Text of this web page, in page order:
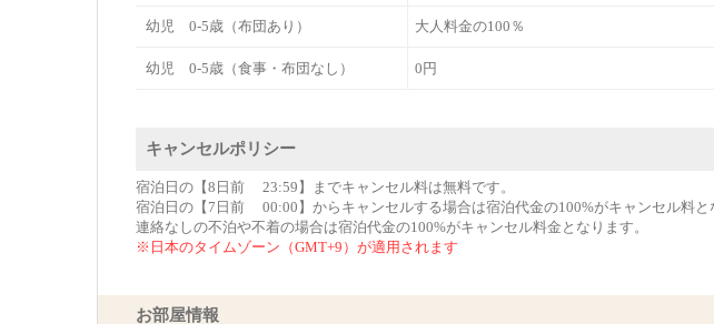
幼児 0-5歳（布団あり） 大人料金の100％
幼児 0-5歳（食事・布団なし） 0円
キャンセルポリシー
宿泊日の【8日前 23:59】までキャンセル料は無料です。
宿泊日の【7日前 00:00】からキャンセルする場合は宿泊代金の100%がキャンセル料と
連絡なしの不泊や不着の場合は宿泊代金の100%がキャンセル料金となります。
※日本のタイムゾーン（GMT+9）が適用されます
お部屋情報